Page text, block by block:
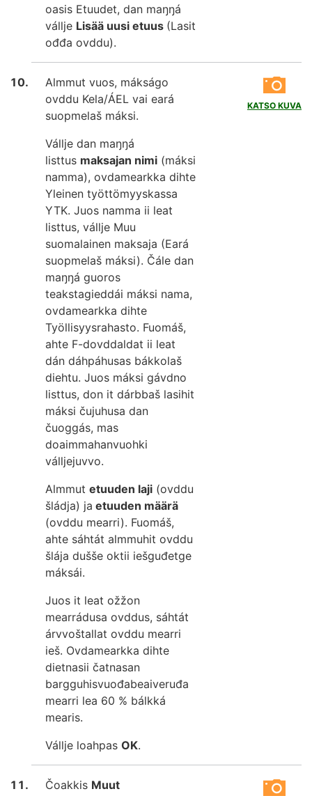
oasis Etuudet, dan maŋŋá
vállje Lisää uusi etuus (Lasit
ođđa ovddu).
KATSO KUVA
Almmut vuos, mákságo
ovddu Kela/ÁEL vai eará
suopmelaš máksi.
Vállje dan maŋŋá
listtus maksajan nimi (máksi
namma), ovdamearkka dihte
Yleinen työttömyyskassa
YTK. Juos namma ii leat
listtus, vállje Muu
suomalainen maksaja (Eará
suopmelaš máksi). Čále dan
maŋŋá guoros
teakstagieddái máksi nama,
ovdamearkka dihte
Työllisyysrahasto. Fuomáš,
ahte F-dovddaldat ii leat
dán dáhpáhusas bákkolaš
diehtu. Juos máksi gávdno
listtus, don it dárbbaš lasihit
máksi čujuhusa dan
čuoggás, mas
doaimmahanvuohki
válljejuvvo.
Almmut etuuden laji (ovddu
šládja) ja etuuden määrä
(ovddu mearri). Fuomáš,
ahte sáhtát almmuhit ovddu
šlája dušše oktii iešguđetge
máksái.
Juos it leat ožžon
mearrádusa ovddus, sáhtát
árvvoštallat ovddu mearri
ieš. Ovdamearkka dihte
dietnasii čatnasan
bargguhisvuođabeaiveruđa
mearri lea 60 % bálkká
mearis.
Vállje loahpas OK.
Čoakkis Muut